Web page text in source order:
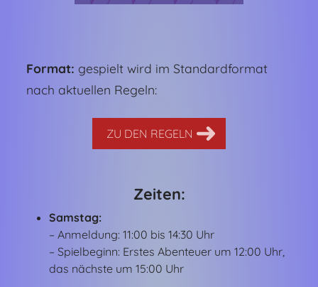
Format: gespielt wird im Standardformat
nach aktuellen Regeln:
ZU DEN REGELN
Zeiten:
Samstag:
– Anmeldung: 11:00 bis 14:30 Uhr
– Spielbeginn: Erstes Abenteuer um 12:00 Uhr,
das nächste um 15:00 Uhr